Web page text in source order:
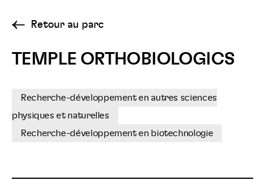
Retour au parc
TEMPLE ORTHOBIOLOGICS
Recherche-développement en autres sciences
physiques et naturelles
Recherche-développement en biotechnologie